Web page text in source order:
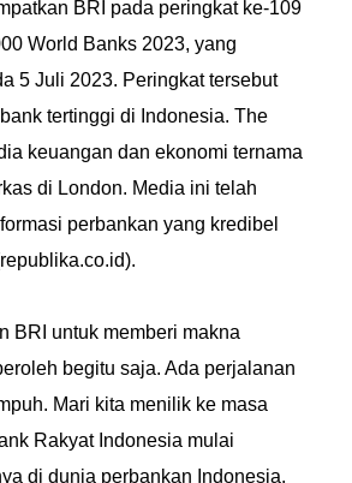
BRI pada peringkat ke-109
World Banks 2023, yang
5 Juli 2023. Peringkat tersebut
tertinggi di Indonesia. The
keuangan dan ekonomi ternama
di London. Media ini telah
perbankan yang kredibel
BRI untuk memberi makna
begitu saja. Ada perjalanan
Mari kita menilik ke masa
Rakyat Indonesia mulai
di dunia perbankan Indonesia.